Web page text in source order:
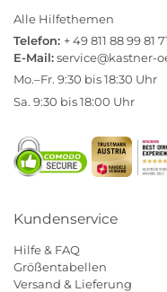
Alle Hilfethemen
Telefon: + 49 811 88 99 81
E-Mail:service@kastner-
Mo.–Fr. 9:30 bis 18:30 Uhr
Sa. 9:30 bis 18:00 Uhr
Kundenservice
Hilfe & FAQ
Größentabellen
Versand & Lieferung